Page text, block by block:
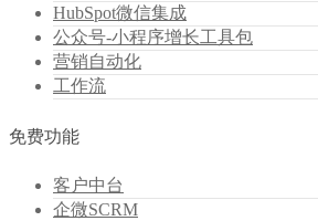
HubSpot微信集成
公众号-小程序增长工具包
营销自动化
工作流
免费功能
客户中台
企微SCRM